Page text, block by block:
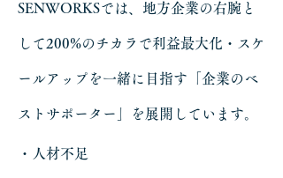
SENWORKSでは、地方企業の右腕と
して200%のチカラで利益最大化・スケ
ールアップを一緒に目指す「企業のベ
ストサポーター」を展開しています。
・人材不足